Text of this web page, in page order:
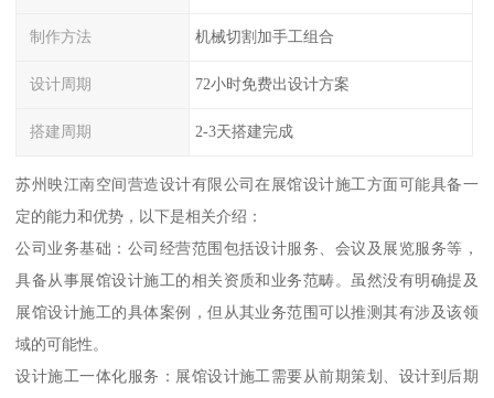
制作方法 机械切割加手工组合
设计周期 72小时免费出设计方案
搭建周期 2-3天搭建完成
苏州映江南空间营造设计有限公司在展馆设计施工方面可能具备一
定的能力和优势，以下是相关介绍：
公司业务基础：公司经营范围包括设计服务、会议及展览服务等，
具备从事展馆设计施工的相关资质和业务范畴。虽然没有明确提及
展馆设计施工的具体案例，但从其业务范围可以推测其有涉及该领
域的可能性。
设计施工一体化服务：展馆设计施工需要从前期策划、设计到后期